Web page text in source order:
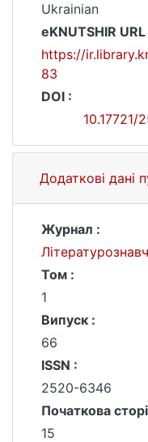
Ukrainian
eKNUTSHIR URL
https://
83
DOI :
10.17721/
Додаткові дані
Журнал :
Том :
1
Випуск :
66
ISSN :
2520-6346
Початкова
15